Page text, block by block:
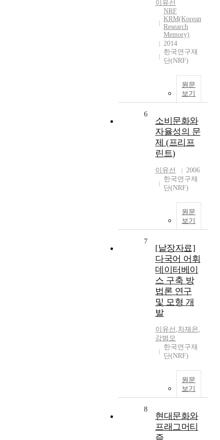
이유선
NRF
KRM(Korean
Research
Memory)
2014
한국연구재
단(NRF)
원문
보기
6
소비문화와
자율성의 문
제 (프리프
린트)
이유선
2006
한국연구재
단(NRF)
원문
보기
7
[낱장자료]
다국어 어휘
데이터베이
스 구축 방
법론 연구
및 모형 개
발
이유선 ,차재은,
강범모
한국연구재
단(NRF)
원문
보기
8
현대문화와
프래그머티
즘